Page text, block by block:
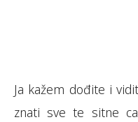
Ja kažem dođite i
znati sve te sitne